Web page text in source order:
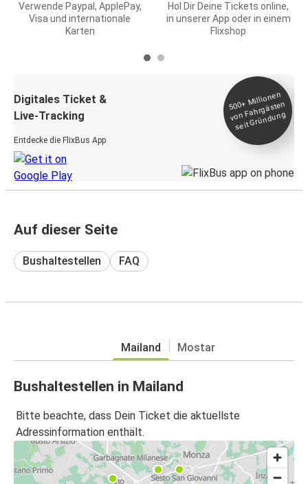
Verwende Paypal, ApplePay,
Visa und internationale
Karten
Hol Dir Deine Tickets online,
in unserer App oder in einem
Flixshop
Digitales Ticket &
Live-Tracking
Entdecke die FlixBus App
500+
Millionen
von Fahrgästen
seit
Gründung
Auf dieser Seite
Bushaltestellen FAQ
Mailand Mostar
Bushaltestellen in Mailand
Bitte beachte, dass Dein Ticket die aktuellste
Adressinformation enthält.